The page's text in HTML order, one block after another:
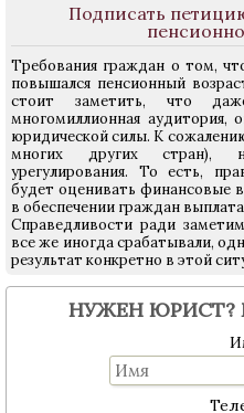
Подписать
Требования граждан о том,
повышался пенсионный
стоит заметить, что
многомиллионная аудитория,
юридической силы. К
многих других стран),
урегулирования. То есть,
будет оценивать финансовые
в обеспечении граждан
Справедливости ради
все же иногда срабатывали,
результат конкретно в этой
НУЖЕН ЮРИСТ?